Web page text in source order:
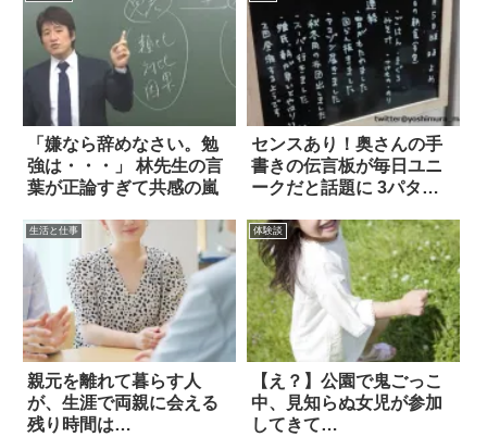
「嫌なら辞めなさい。勉
強は・・・」 林先生の言
葉が正論すぎて共感の嵐
センスあり！奥さんの手
書きの伝言板が毎日ユニ
ークだと話題に 3パター
生活と仕事
親元を離れて暮らす人
が、生涯で両親に会える
残り時間は…
体験談
【え？】公園で鬼ごっこ
中、見知らぬ女児が参加
してきて…